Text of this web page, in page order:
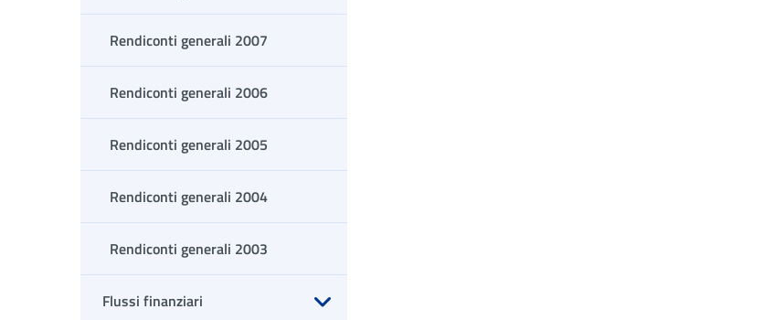
Rendiconti generali 2007
Rendiconti generali 2006
Rendiconti generali 2005
Rendiconti generali 2004
Rendiconti generali 2003
Flussi finanziari